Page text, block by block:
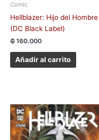
Comic
Hellblazer: Hijo del Hombre
(DC Black Label)
₲ 160.000
Añadir al carrito